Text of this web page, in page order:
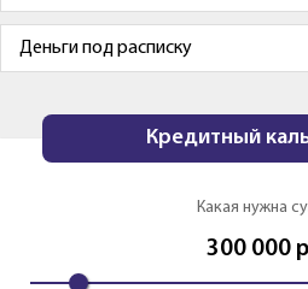
Деньги под расписку
Кредитный
Какая нужна
300 000